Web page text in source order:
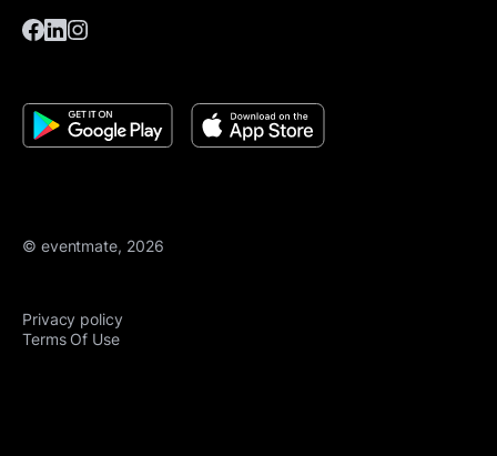
© eventmate, 2026
Privacy policy
Terms Of Use